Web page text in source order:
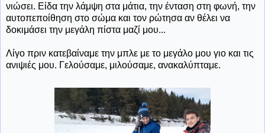
νιώσει. Είδα την λάμψη στα μάτια, την ένταση στη φωνή, την
αυτοπεποίθηση στο σώμα και τον ρώτησα αν θέλει να
δοκιμάσει την μεγάλη πίστα μαζί μου...
Λίγο πριν κατεβαίναμε την μπλε με το μεγάλο μου γιο και τις
ανιψιές μου. Γελούσαμε, μιλούσαμε, ανακαλύπταμε.